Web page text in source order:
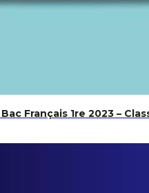
Français 1re 2023 –